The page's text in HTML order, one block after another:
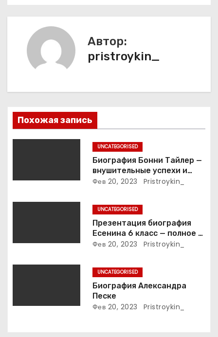
я
п
о
Автор:
pristroykin_
Похожая запись
UNCATEGORISED
Биография Бонни Тайлер —
внушительные успехи и
интимные подробности
Фев 20, 2023 Pristroykin_
UNCATEGORISED
Презентация биография
Есенина 6 класс — полное и
подробное описание жизни
Фев 20, 2023 Pristroykin_
UNCATEGORISED
Биография Александра
Песке
Фев 20, 2023 Pristroykin_